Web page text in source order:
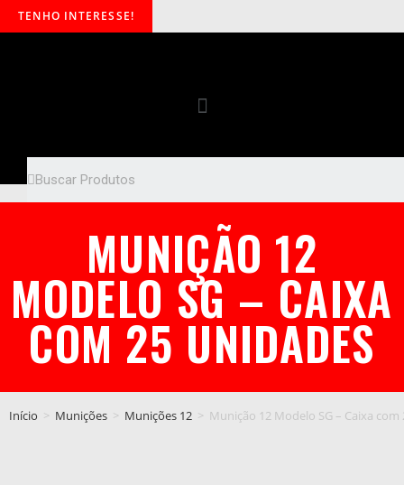
TENHO INTERESSE!
MUNIÇÃO 12
MODELO SG – CAIXA
COM 25 UNIDADES
Início > Munições > Munições 12 > Munição 12 Modelo SG – Caixa com